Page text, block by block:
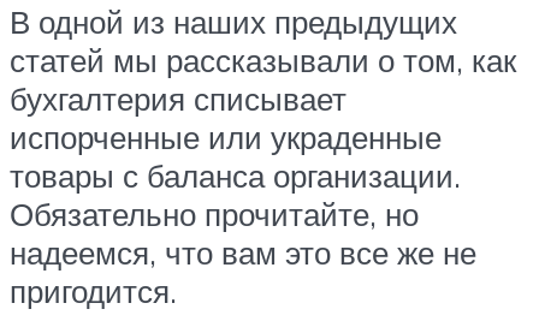
В одной из наших предыдущих
статей мы рассказывали о том, как
бухгалтерия списывает
испорченные или украденные
товары с баланса организации.
Обязательно прочитайте, но
надеемся, что вам это все же не
пригодится.